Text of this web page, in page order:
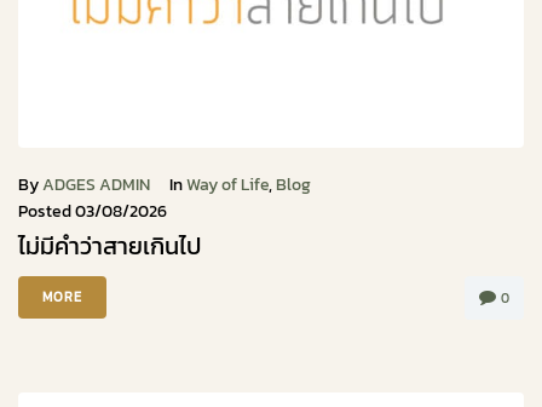
ByADGES ADMIN InWay of Life,Blog
Posted03/08/2026
ไม่มีคำว่าสายเกินไป
MORE 0